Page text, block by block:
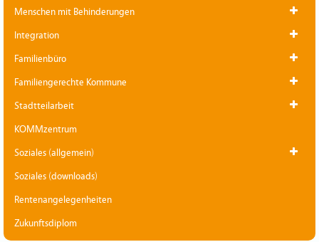
Menschen mit Behinderungen
Integration
Familienbüro
Familiengerechte Kommune
Stadtteilarbeit
KOMMzentrum
Soziales (allgemein)
Soziales (downloads)
Rentenangelegenheiten
Zukunftsdiplom